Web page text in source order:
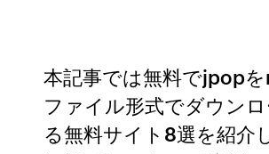
本記事では無料でjpop
ファイル形式でダウン
る無料サイト8選を紹介